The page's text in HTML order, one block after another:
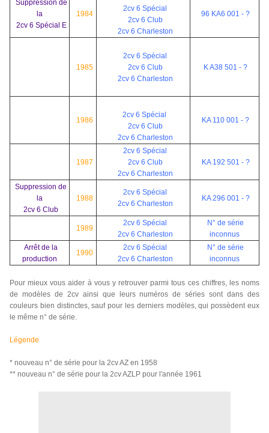
Suppression de
la
2cv 6 Spécial E
1984
2cv 6 Spécial
2cv 6 Club
2cv 6 Charleston
96 KA6 001 - ?
1985
2cv 6 Spécial
2cv 6 Club
2cv 6 Charleston
K A38 501 - ?
1986
2cv 6 Spécial
2cv 6 Club
2cv 6 Charleston
KA 110 001 - ?
1987
2cv 6 Spécial
2cv 6 Club
2cv 6 Charleston
KA 192 501 - ?
Suppression de
la
2cv 6 Club
1988
2cv 6 Spécial
2cv 6 Charleston
KA 296 001 - ?
1989
2cv 6 Spécial
2cv 6 Charleston
N° de série
inconnus
Arrêt de la
production
1990
2cv 6 Spécial
2cv 6 Charleston
N° de série
inconnus
Pour mieux vous aider à vous y retrouver parmi tous ces chiffres, les noms
de modèles de 2cv ainsi que leurs numéros de séries sont dans des
couleurs bien distinctes, sauf pour les derniers modèles, qui possèdent eux
le même n° de série.
Légende
* nouveau n° de série pour la 2cv AZ en 1958
** nouveau n° de série pour la 2cv AZLP pour l'année 1961